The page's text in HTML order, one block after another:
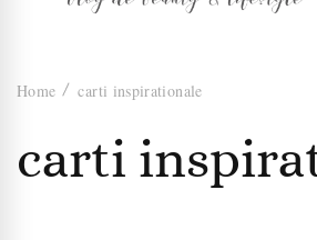
Xaara
Home carti inspirationale
carti